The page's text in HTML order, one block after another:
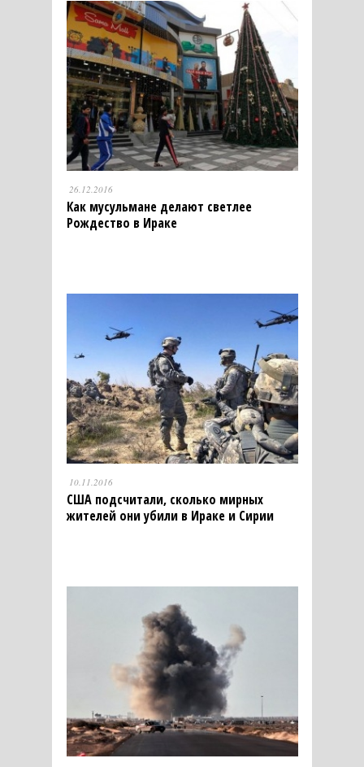
26.12.2016
Как мусульмане делают светлее
Рождество в Ираке
10.11.2016
США подсчитали, сколько мирных
жителей они убили в Ираке и Сирии